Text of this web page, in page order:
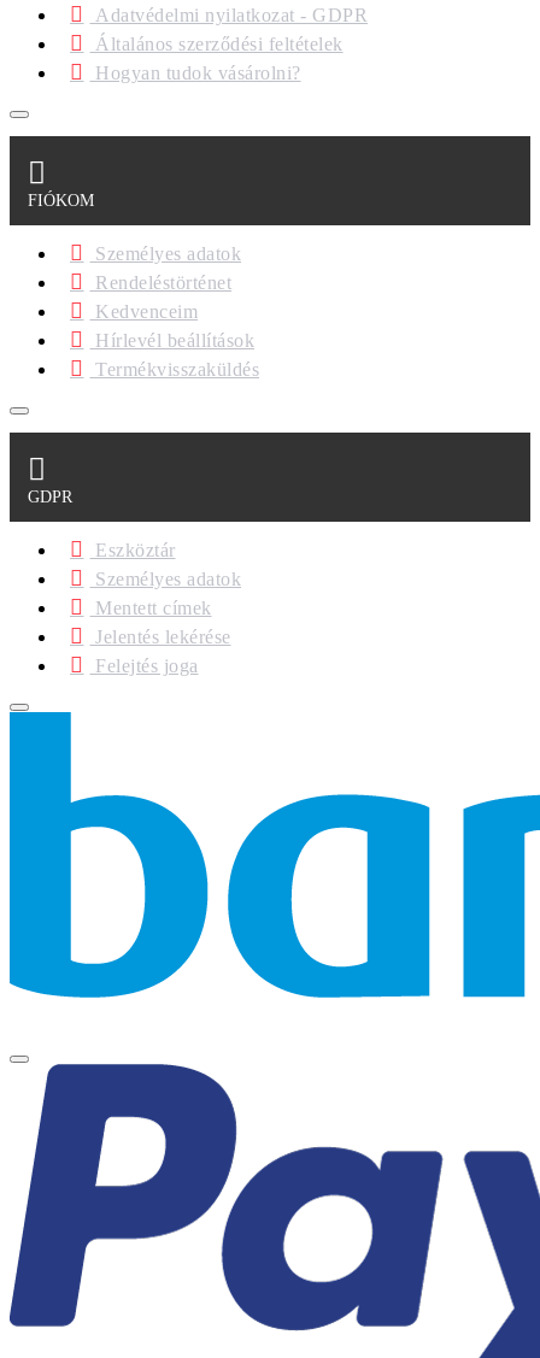
Adatvédelmi nyilatkozat - GDPR
Általános szerződési feltételek
Hogyan tudok vásárolni?
FIÓKOM
Személyes adatok
Rendeléstörténet
Kedvenceim
Hírlevél beállítások
Termékvisszaküldés
GDPR
Eszköztár
Személyes adatok
Mentett címek
Jelentés lekérése
Felejtés joga